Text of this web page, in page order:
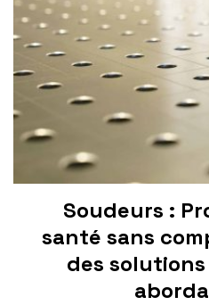
Soudeurs :
santé sans
des